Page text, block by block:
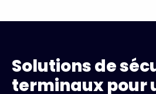
Solutions de
terminaux pour